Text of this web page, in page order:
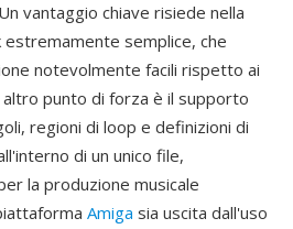
vantaggio chiave risiede nella
estremamente semplice, che
notevolmente facili rispetto ai
punto di forza è il supporto
regioni di loop e definizioni di
di un unico file,
la produzione musicale
Amiga sia uscita dall'uso